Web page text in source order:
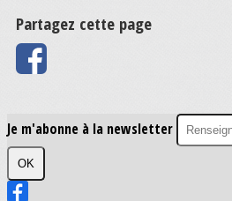
Partagez cette page
Je m'abonne à la newsletter
OK